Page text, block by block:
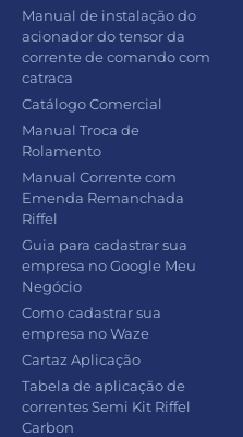
Manual de instalação do
acionador do tensor da
corrente de comando com
catraca
Catálogo Comercial
Manual Troca de
Rolamento
Manual Corrente com
Emenda Remanchada
Riffel
Guia para cadastrar sua
empresa no Google Meu
Negócio
Como cadastrar sua
empresa no Waze
Cartaz Aplicação
Tabela de aplicação de
correntes Semi Kit Riffel
Carbon